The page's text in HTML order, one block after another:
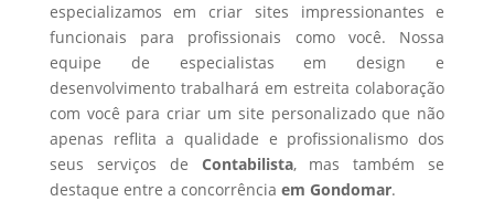
especializamos em criar sites impressionantes e
funcionais para profissionais como você. Nossa
equipe de especialistas em design e
desenvolvimento trabalhará em estreita colaboração
com você para criar um site personalizado que não
apenas reflita a qualidade e profissionalismo dos
seus serviços de Contabilista, mas também se
destaque entre a concorrência em Gondomar.